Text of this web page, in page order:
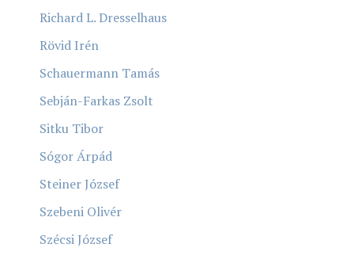
Richard L. Dresselhaus
Rövid Irén
Schauermann Tamás
Sebján-Farkas Zsolt
Sitku Tibor
Sógor Árpád
Steiner József
Szebeni Olivér
Szécsi József